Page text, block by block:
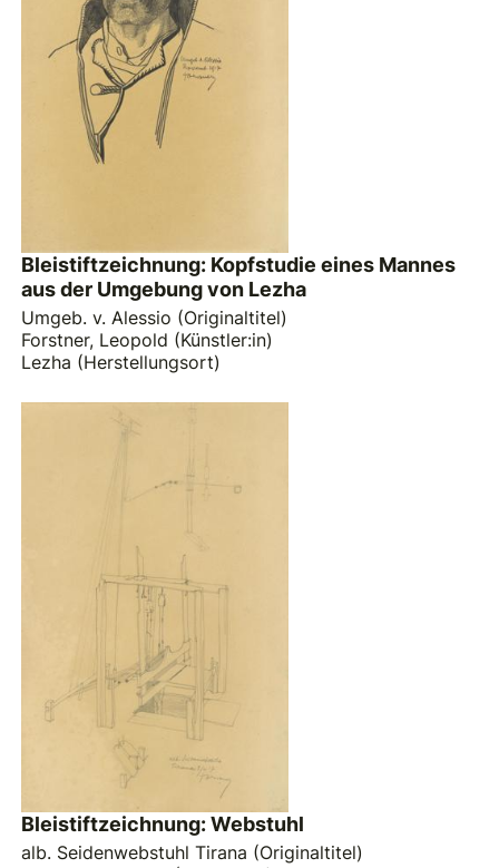
Bleistiftzeichnung: Kopfstudie eines Mannes
aus der Umgebung von Lezha
Umgeb. v. Alessio (Originaltitel)
Forstner, Leopold (Künstler:in)
Lezha (Herstellungsort)
Bleistiftzeichnung: Webstuhl
alb. Seidenwebstuhl Tirana (Originaltitel)